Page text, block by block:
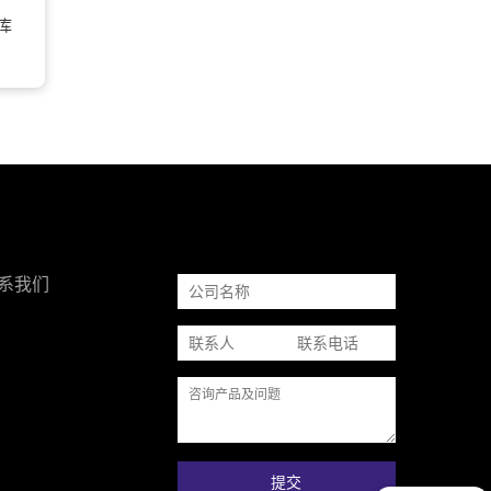
我们
提交